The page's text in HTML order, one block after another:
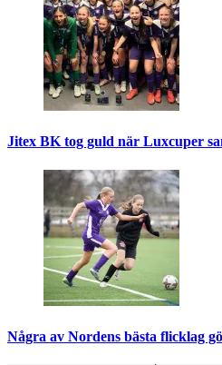
Jitex BK tog guld när Luxcuper
Några av Nordens bästa flicklag